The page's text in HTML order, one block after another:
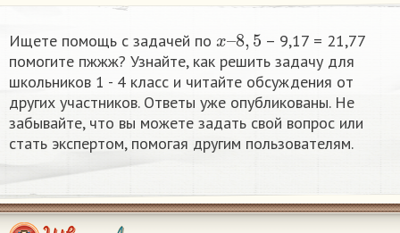
Ищете помощь с задачей по
8 5
– 9,17 = 21,77
помогите пжжж? Узнайте, как решить задачу для
школьников 1 - 4 класс и читайте обсуждения от
других участников. Ответы уже опубликованы. Не
забывайте, что вы можете задать свой вопрос или
стать экспертом, помогая другим пользователям.